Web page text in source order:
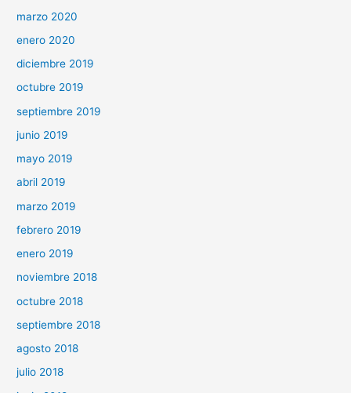
marzo 2020
enero 2020
diciembre 2019
octubre 2019
septiembre 2019
junio 2019
mayo 2019
abril 2019
marzo 2019
febrero 2019
enero 2019
noviembre 2018
octubre 2018
septiembre 2018
agosto 2018
julio 2018